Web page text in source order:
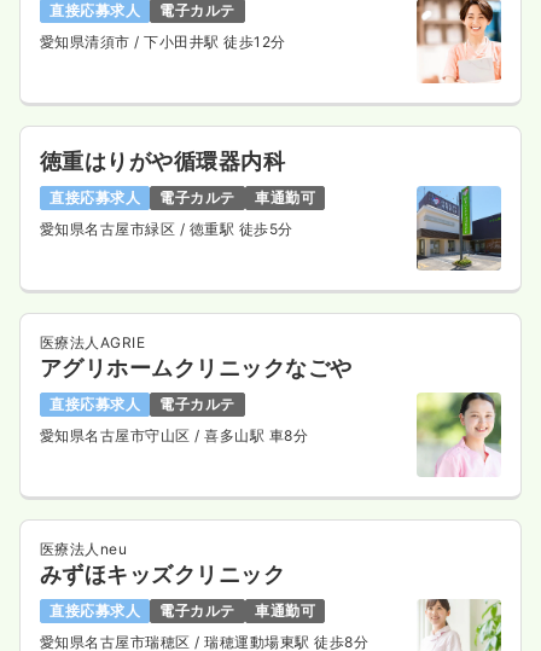
直接応募求人
電子カルテ
愛知県清須市/ 下小田井駅 徒歩12分
徳重はりがや循環器内科
直接応募求人 電子カルテ
車通勤可
愛知県名古屋市緑区 / 徳重駅 徒歩5分
医療法人AGRIE
アグリホームクリニックなごや
直接応募求人
電子カルテ
愛知県名古屋市守山区/ 喜多山駅 車8分
医療法人neu
みずほキッズクリニック
直接応募求人 電子カルテ
車通勤可
愛知県名古屋市瑞穂区/ 瑞穂運動場東駅 徒歩8分